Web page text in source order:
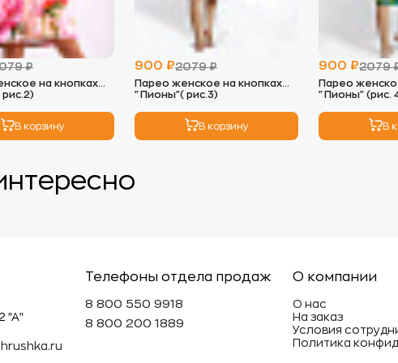
Сушка:
-
-
можно
низких
мягкость
избежать
- Не
вещи под
может
Эти
₽
кнопках
В корзину
900 ₽2079 ₽
Парео женское на кнопках
"Пионы"( рис.3)
В корзину
900 ₽2079
Парео
"Пионы" (рис.
В
"А"
Телефоны отдела продаж
8 800 550 9918
8 800 200 1889
О компании
О нас
На заказ
Условия
Политика